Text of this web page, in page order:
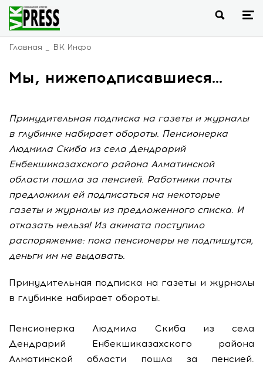
Главная ВК Инфо
Мы, нижеподписавшиеся...
Принудительная подписка на газеты и журналы
в глубинке набирает обороты. Пенсионерка
Людмила Скиба из села Дендрарий
Енбекшиказахского района Алматинской
области пошла за пенсией. Работники почты
предложили ей подписаться на некоторые
газеты и журналы из предложенного списка. И
отказать нельзя! Из акимата поступило
распоряжение: пока пенсионеры не подпишутся,
деньги им не выдавать.
Принудительная подписка на газеты и журналы
в глубинке набирает обороты.
Пенсионерка Людмила Скиба из села
Дендрарий Енбекшиказахского района
Алматинской области пошла за пенсией.